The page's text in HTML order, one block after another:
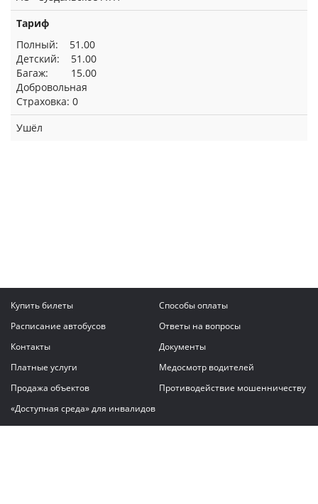
Тариф
Полный: 51.00
Детский: 51.00
Багаж: 15.00
Добровольная
Страховка: 0
Ушёл
Купить билеты
Способы оплаты
Расписание автобусов
Ответы на вопросы
Контакты
Документы
Платные услуги
Медосмотр водителей
Продажа объектов
Противодействие мошенничеству
«Доступная среда» для инвалидов